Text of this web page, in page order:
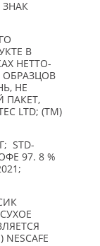
В
НЕТТО-
ОБРАЗЦОВ
НЕ
ПАКЕТ,
LTD; (TM)
STD-
97. 8 %